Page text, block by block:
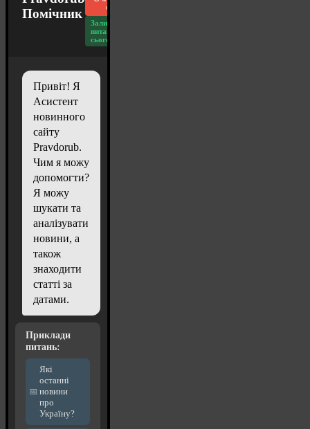
Помічник
чат
Залишилось
питань
сьогодні: 20
Привіт! Я
Асистент
новинного
сайту
Pravdorub.
Чим я можу
допомогти?
Я можу
шукати та
аналізувати
новини, а
також
знаходити
статті за
датами.
Приклади
питань:
Які
останні
новини
про
Україну?